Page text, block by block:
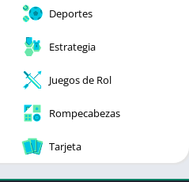
Deportes
Estrategia
Juegos de Rol
Rompecabezas
Tarjeta